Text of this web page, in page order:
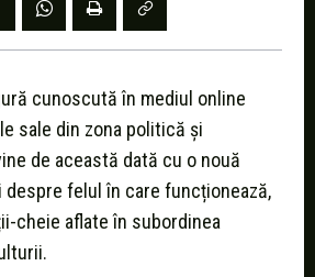
cunoscută în mediul online
sale din zona politică și
de această dată cu o nouă
felul în care funcționează,
cheie aflate în subordinea
pe Facebook